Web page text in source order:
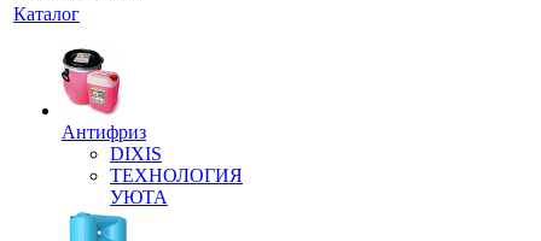
Каталог
Антифриз
DIXIS
ТЕХНОЛОГИЯ
УЮТА